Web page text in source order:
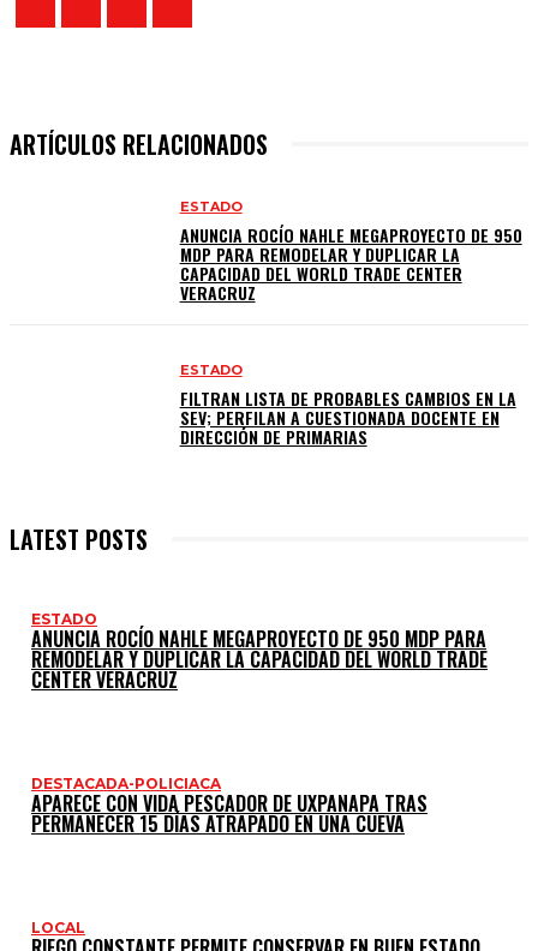
ARTÍCULOS RELACIONADOS
ESTADO
ANUNCIA ROCÍO NAHLE MEGAPROYECTO DE 950
MDP PARA REMODELAR Y DUPLICAR LA
CAPACIDAD DEL WORLD TRADE CENTER
VERACRUZ
ESTADO
FILTRAN LISTA DE PROBABLES CAMBIOS EN LA
SEV; PERFILAN A CUESTIONADA DOCENTE EN
DIRECCIÓN DE PRIMARIAS
LATEST POSTS
ESTADO
ANUNCIA ROCÍO NAHLE MEGAPROYECTO DE 950 MDP PARA
REMODELAR Y DUPLICAR LA CAPACIDAD DEL WORLD TRADE
CENTER VERACRUZ
DESTACADA-POLICIACA
APARECE CON VIDA PESCADOR DE UXPANAPA TRAS
PERMANECER 15 DÍAS ATRAPADO EN UNA CUEVA
LOCAL